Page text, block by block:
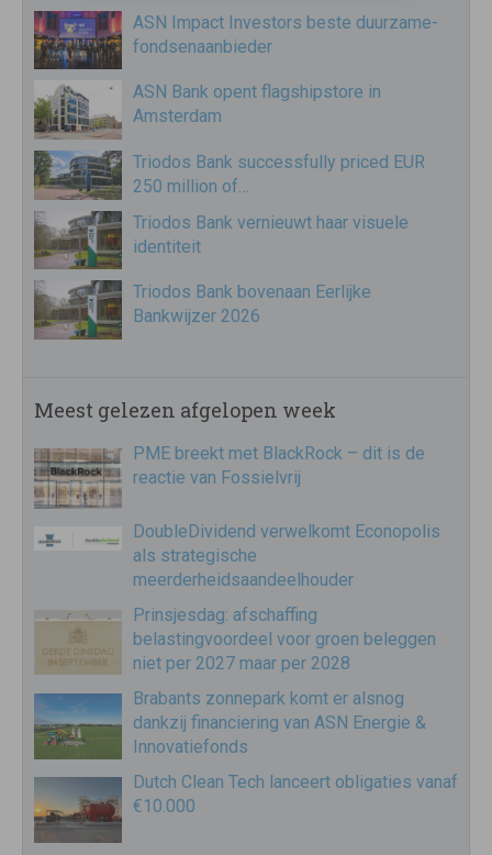
ASN Impact Investors beste duurzame-
fondsenaanbieder
ASN Bank opent flagshipstore in
Amsterdam
Triodos Bank successfully priced EUR
250 million of…
Triodos Bank vernieuwt haar visuele
identiteit
Triodos Bank bovenaan Eerlijke
Bankwijzer 2026
Meest gelezen afgelopen week
PME breekt met BlackRock – dit is de
reactie van Fossielvrij
DoubleDividend verwelkomt Econopolis
als strategische
meerderheidsaandeelhouder
Prinsjesdag: afschaffing
belastingvoordeel voor groen beleggen
niet per 2027 maar per 2028
Brabants zonnepark komt er alsnog
dankzij financiering van ASN Energie &
Innovatiefonds
Dutch Clean Tech lanceert obligaties vanaf
€10.000